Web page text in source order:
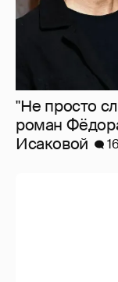
"Не просто
роман
Исаковой